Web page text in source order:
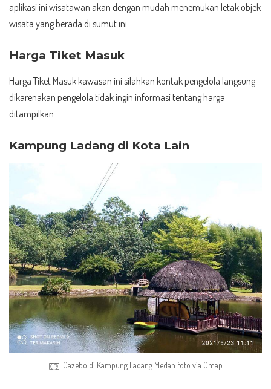
aplikasi ini wisatawan akan dengan mudah menemukan letak objek
wisata yang berada di sumut ini.
Harga Tiket Masuk
Harga Tiket Masuk kawasan ini silahkan kontak pengelola langsung
dikarenakan pengelola tidak ingin informasi tentang harga
ditampilkan.
Kampung Ladang di Kota Lain
Gazebo di Kampung Ladang Medan foto via Gmap